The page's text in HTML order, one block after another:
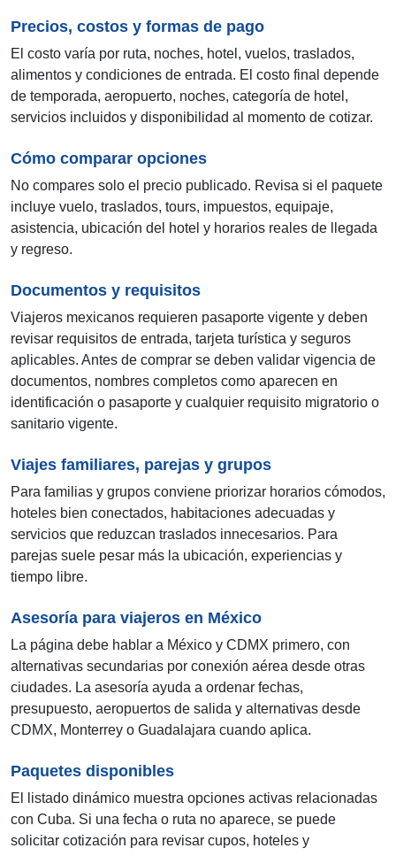
Precios, costos y formas de pago
El costo varía por ruta, noches, hotel, vuelos, traslados,
alimentos y condiciones de entrada. El costo final depende
de temporada, aeropuerto, noches, categoría de hotel,
servicios incluidos y disponibilidad al momento de cotizar.
Cómo comparar opciones
No compares solo el precio publicado. Revisa si el paquete
incluye vuelo, traslados, tours, impuestos, equipaje,
asistencia, ubicación del hotel y horarios reales de llegada
y regreso.
Documentos y requisitos
Viajeros mexicanos requieren pasaporte vigente y deben
revisar requisitos de entrada, tarjeta turística y seguros
aplicables. Antes de comprar se deben validar vigencia de
documentos, nombres completos como aparecen en
identificación o pasaporte y cualquier requisito migratorio o
sanitario vigente.
Viajes familiares, parejas y grupos
Para familias y grupos conviene priorizar horarios cómodos,
hoteles bien conectados, habitaciones adecuadas y
servicios que reduzcan traslados innecesarios. Para
parejas suele pesar más la ubicación, experiencias y
tiempo libre.
Asesoría para viajeros en México
La página debe hablar a México y CDMX primero, con
alternativas secundarias por conexión aérea desde otras
ciudades. La asesoría ayuda a ordenar fechas,
presupuesto, aeropuertos de salida y alternativas desde
CDMX, Monterrey o Guadalajara cuando aplica.
Paquetes disponibles
El listado dinámico muestra opciones activas relacionadas
con Cuba. Si una fecha o ruta no aparece, se puede
solicitar cotización para revisar cupos, hoteles y